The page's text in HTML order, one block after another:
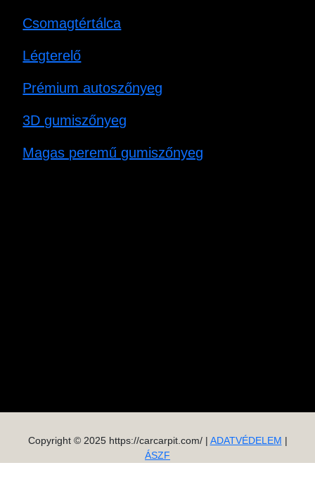
Csomagtértálca
Légterelő
Prémium autoszőnyeg
3D gumiszőnyeg
Magas peremű gumiszőnyeg
Copyright © 2025 https://carcarpit.com/ | ADATVÉDELEM |
ÁSZF